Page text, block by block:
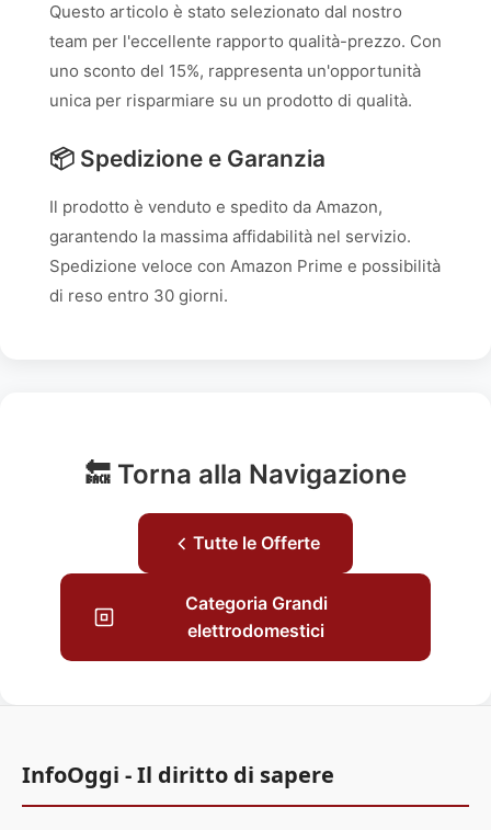
Questo articolo è stato selezionato dal nostro
team per l'eccellente rapporto qualità-prezzo. Con
uno sconto del 15%, rappresenta un'opportunità
unica per risparmiare su un prodotto di qualità.
📦 Spedizione e Garanzia
Il prodotto è venduto e spedito da Amazon,
garantendo la massima affidabilità nel servizio.
Spedizione veloce con Amazon Prime e possibilità
di reso entro 30 giorni.
🔙 Torna alla Navigazione
Tutte le Offerte
Categoria Grandi
elettrodomestici
InfoOggi - Il diritto di sapere